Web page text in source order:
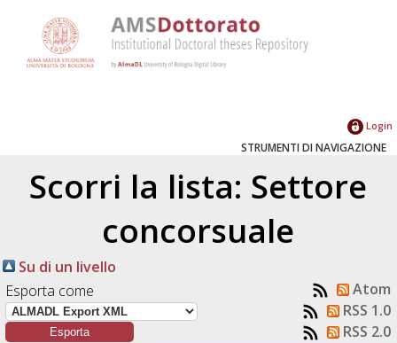
Login
STRUMENTI DI NAVIGAZIONE
Scorri la lista: Settore
concorsuale
Su di un livello
Esporta come
Atom
RSS 1.0
RSS 2.0